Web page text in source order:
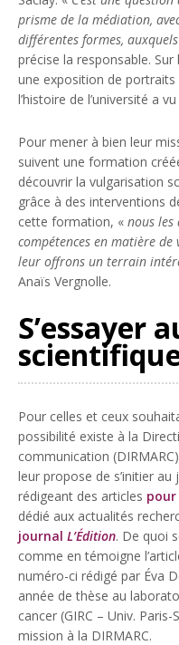
prisme de la médiation,
différentes formes,
précise la responsable. Sur
une exposition de
l’histoire de l’université a
Pour mener à bien leur
suivent une formation
découvrir la vulgarisation
grâce à des interventions
cette formation, « nous les
compétences en matière
leur offrons un terrain
Anaïs Vergnolle.
S’essayer
Pour celles et ceux
possibilité existe à la
communication
leur propose de s’initier
rédigeant des articles pour
dédié aux actualités
journal L’Édition. De quoi
comme en témoigne
numéro-ci rédigé par Éva
année de thèse au
cancer (GIRC – Univ.
mission à la DIRMARC.